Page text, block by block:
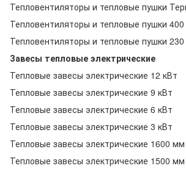
Тепловентиляторы и тепловые пушки
Тепловентиляторы и тепловые пушки
Тепловентиляторы и тепловые пушки
Завесы тепловые электрические
Тепловые завесы электрические 12 кВт
Тепловые завесы электрические 9 кВт
Тепловые завесы электрические 6 кВт
Тепловые завесы электрические 3 кВт
Тепловые завесы электрические 1600 мм
Тепловые завесы электрические 1500 мм